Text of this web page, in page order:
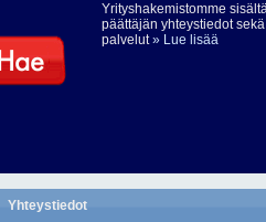
Yrityshakemistomme
päättäjän yhteystiedot
palvelut» Lue lisää
Yhteystiedot